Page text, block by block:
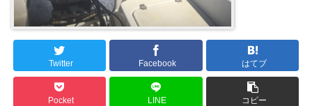
Twitter Facebook はてブ
Pocket LINE コピー